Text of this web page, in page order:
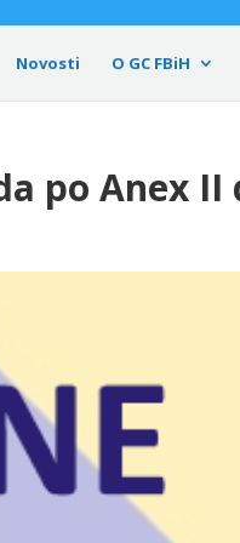
Novosti O GC FBiH
po Anex II